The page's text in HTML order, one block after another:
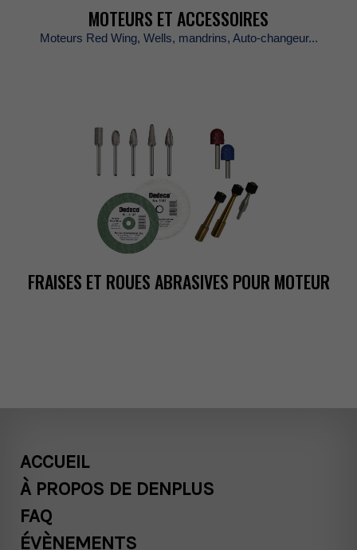
MOTEURSETACCESSOIRES
MoteursRedWing,Wells,mandrins,Auto-changeur...
FRAISESETROUESABRASIVESPOURMOTEUR
ACCUEIL
ÀPROPOSDEDENPLUS
FAQ
ÉVÈNEMENTS